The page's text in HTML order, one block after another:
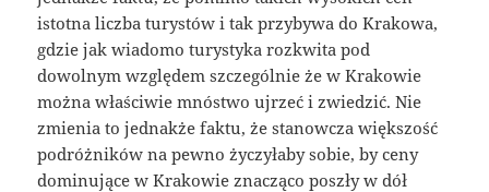
istotna liczba turystów i tak przybywa do Krakowa,
gdzie jak wiadomo turystyka rozkwita pod
dowolnym względem szczególnie że w Krakowie
można właściwie mnóstwo ujrzeć i zwiedzić. Nie
zmienia to jednakże faktu, że stanowcza większość
podróżników na pewno życzyłaby sobie, by ceny
dominujące w Krakowie znacząco poszły w dół